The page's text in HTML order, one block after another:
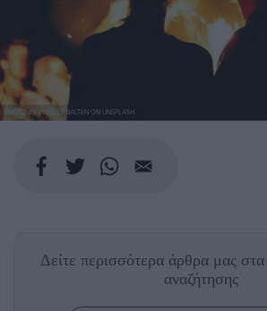
PHOTO BY WESLEY BALTEN ON UNSPLASH
Δείτε περισσότερα άρθρα μας
αναζήτησης